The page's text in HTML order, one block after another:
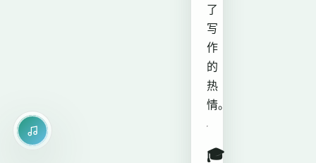
了
写
作
的
热
情。
🎓